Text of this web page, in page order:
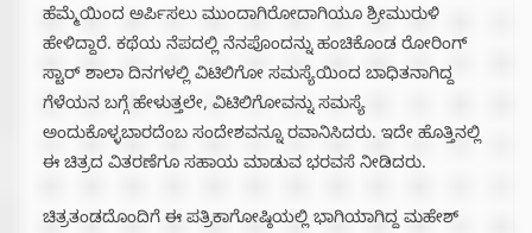
ಹೆಮ್ಮೆಯಿಂದ ಅರ್ಪಿಸಲು ಮುಂದಾಗಿರೋದಾಗಿಯೂ ಶ್ರೀಮುರುಳಿ
ಹೇಳಿದ್ದಾರೆ. ಕಥೆಯ ನೆಪದಲ್ಲಿ ನೆನಪೊಂದನ್ನು ಹಂಚಿಕೊಂಡ ರೋರಿಂಗ್
ಸ್ಟಾರ್ ಶಾಲಾ ದಿನಗಳಲ್ಲಿ ವಿಟಿಲಿಗೋ ಸಮಸ್ಯೆಯಿಂದ ಬಾಧಿತನಾಗಿದ್ದ
ಗೆಳೆಯನ ಬಗ್ಗೆ ಹೇಳುತ್ತಲೇ, ವಿಟಿಲಿಗೋವನ್ನು ಸಮಸ್ಯೆ
ಅಂದುಕೊಳ್ಳಬಾರದೆಂಬ ಸಂದೇಶವನ್ನೂ ರವಾನಿಸಿದರು. ಇದೇ ಹೊತ್ತಿನಲ್ಲಿ
ಈ ಚಿತ್ರದ ವಿತರಣೆಗೂ ಸಹಾಯ ಮಾಡುವ ಭರವಸೆ ನೀಡಿದರು.
ಚಿತ್ರತಂಡದೊಂದಿಗೆ ಈ ಪತ್ರಿಕಾಗೋಷ್ಠಿಯಲ್ಲಿ ಭಾಗಿಯಾಗಿದ್ದ ಮಹೇಶ್